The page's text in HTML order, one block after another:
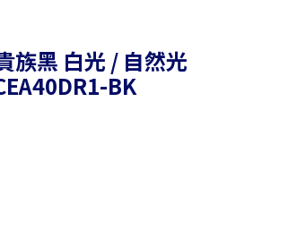
族黑 白光 / 自然光
BK